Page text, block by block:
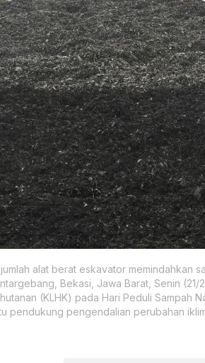
alat berat eskavator memindahkan
Bekasi, Jawa Barat, Senin
(KLHK) pada Hari Peduli Sampah
pendukung pengendalian perubahan